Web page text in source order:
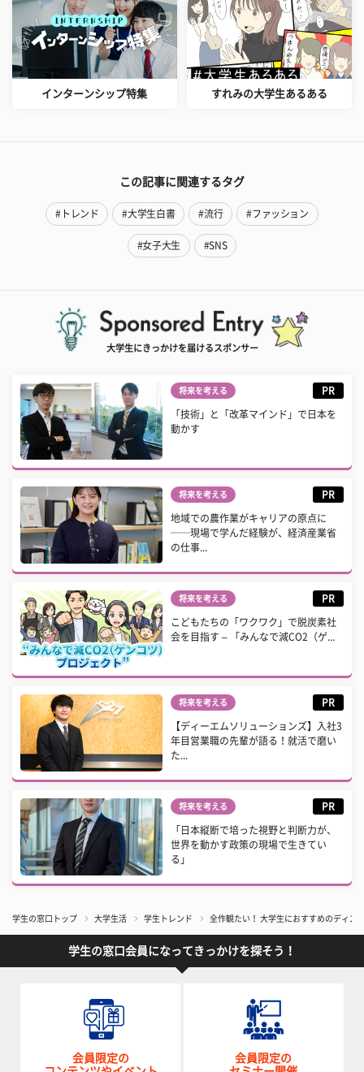
インターンシップ特集 すれみの大学生あるある
この記事に関連するタグ
#トレンド #大学生白書 #流行 #ファッション
#女子大生 #SNS
大学生にきっかけを届けるスポンサー
将来を考える PR
「技術」と「改革マインド」で日本を
動かす
将来を考える PR
地域での農作業がキャリアの原点に
──現場で学んだ経験が、経済産業省
の仕事...
将来を考える PR
こどもたちの「ワクワク」で脱炭素社
会を目指す – 「みんなで減CO2（ゲ...
将来を考える PR
【ディーエムソリューションズ】入社3
年目営業職の先輩が語る！就活で磨い
た...
将来を考える PR
「日本縦断で培った視野と判断力が、
世界を動かす政策の現場で生きてい
る」
学生の窓口トップ 大学生活 学生トレンド 全作観たい！ 大学生におすすめのディズ
学生の窓口会員になってきっかけを探そう！
会員限定の
会員限定の